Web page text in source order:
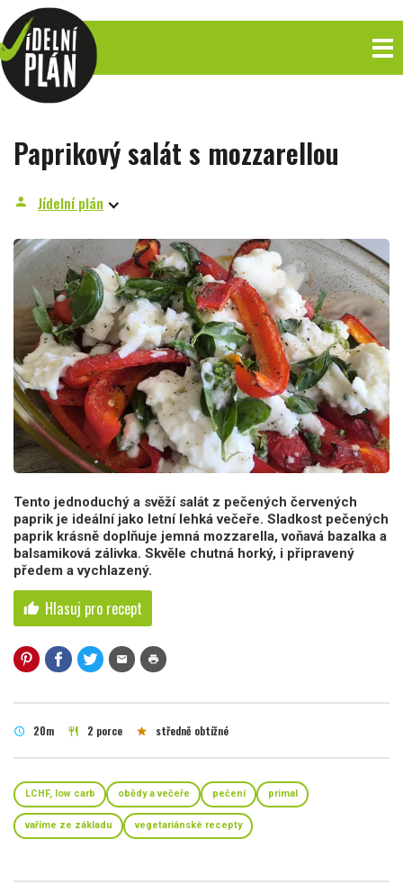
Paprikový salát s mozzarellou
person Jídelní plán
Tento jednoduchý a svěží salát z pečených červených
paprik je ideální jako letní lehká večeře. Sladkost pečených
paprik krásně doplňuje jemná mozzarella, voňavá bazalka a
balsamiková zálivka. Skvěle chutná horký, i připravený
předem a vychlazený.
thumb_up Hlasuj pro recept
mail print
schedule 20m restaurant 2 porce star středně obtížné
LCHF, low carb obědy a večeře pečení primal
vaříme ze základu vegetariánské recepty